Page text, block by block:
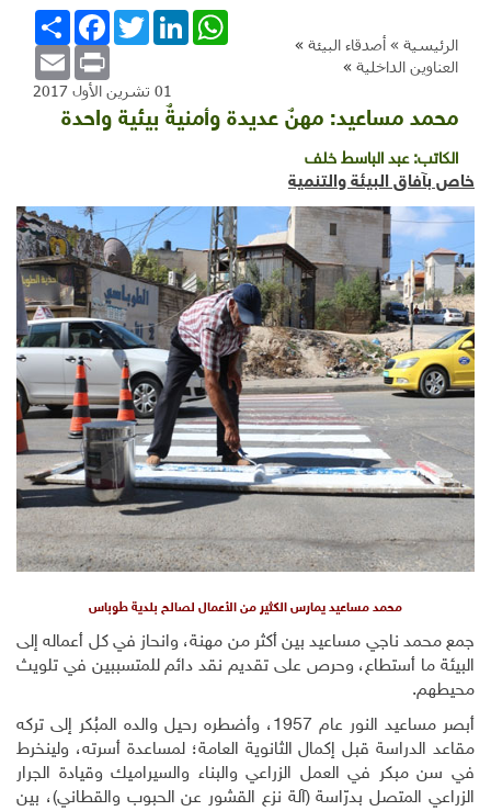
الرئيسية » أصدقاء البيئة »
العناوين الداخلية »
انشر
FacebookTwitterLinkedInWhatsApp
Email Print
01 تشرين الأول 2017
محمد مساعيد: مهنٌ عديدة وأمنيةٌ بيئية واحدة
الكاتب:عبد الباسط خلف
خاص بآفاق البيئة والتنمية
محمد مساعيد يمارس الكثير من الأعمال لصالح بلدية طوباس
جمع محمد ناجي مساعيد بين أكثر من مهنة، وانحاز في كل أعماله إلى
البيئة ما أستطاع، وحرص على تقديم نقد دائم للمتسببين في تلويث
محيطهم.
أبصر مساعيد النور عام 1957، وأضطره رحيل والده المبُكر إلى تركه
مقاعد الدراسة قبل إكمال الثانوية العامة؛ لمساعدة أسرته، ولينخرط
في سن مبكر في العمل الزراعي والبناء والسيراميك وقيادة الجرار
الزراعي المتصل بدرّاسة (آلة نزع القشور عن الحبوب والقطاني)، بين